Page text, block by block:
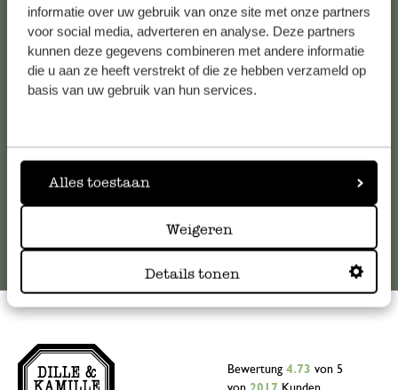
informatie over uw gebruik van onze site met onze partners
voor social media, adverteren en analyse. Deze partners
kunnen deze gegevens combineren met andere informatie
die u aan ze heeft verstrekt of die ze hebben verzameld op
basis van uw gebruik van hun services.
Alles toestaan
Weigeren
Details tonen
Kundenservice/Hilfe
Falls Sie Fragen haben oder Tipps und Hilfe brauchen, wenden
Sie sich bitte an unseren Kundenservice. Oder lesen Sie hier
die Antworten aufhäufig gestellte Fragen
Bewertung 4.73 von 5